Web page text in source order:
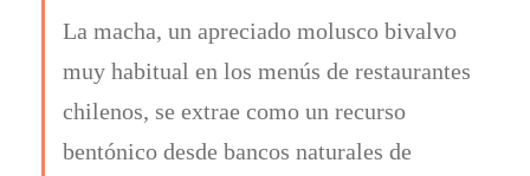
La macha, un apreciado molusco bivalvo
muy habitual en los menús de restaurantes
chilenos, se extrae como un recurso
bentónico desde bancos naturales de